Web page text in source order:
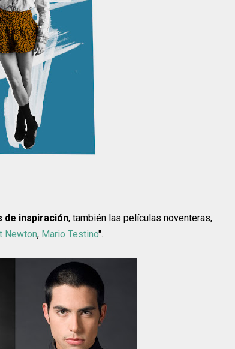
de inspiración, también las películas noventeras,
Newton, Mario Testino".